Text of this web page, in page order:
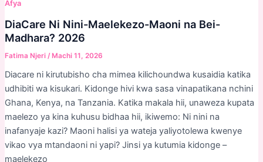
Afya
DiaCare Ni Nini-Maelekezo-Maoni na Bei-
Madhara? 2026
Fatima Njeri /Machi 11, 2026
Diacare ni kirutubisho cha mimea kilichoundwa kusaidia katika
udhibiti wa kisukari. Kidonge hivi kwa sasa vinapatikana nchini
Ghana, Kenya, na Tanzania. Katika makala hii, unaweza kupata
maelezo ya kina kuhusu bidhaa hii, ikiwemo: Ni nini na
inafanyaje kazi? Maoni halisi ya wateja yaliyotolewa kwenye
vikao vya mtandaoni ni yapi? Jinsi ya kutumia kidonge –
maelekezo